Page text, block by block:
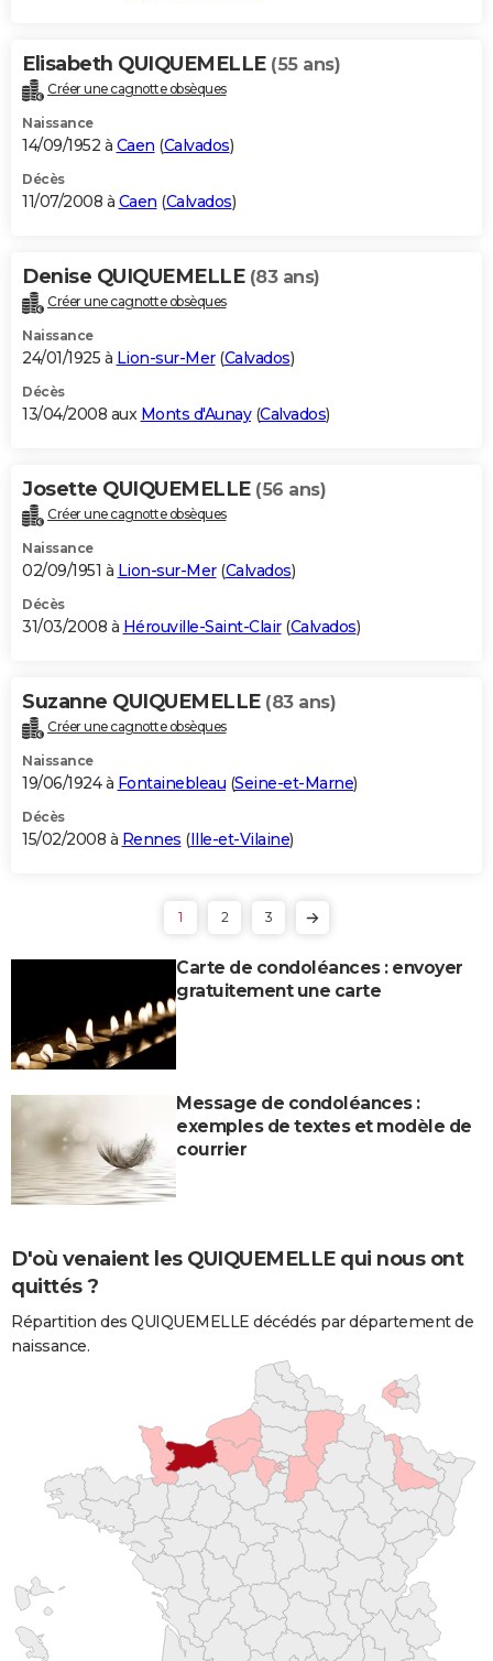
Elisabeth QUIQUEMELLE (55 ans)
Créer une cagnotte obsèques
Naissance
14/09/1952 à Caen (Calvados)
Décès
11/07/2008 à Caen (Calvados)
Denise QUIQUEMELLE (83 ans)
Créer une cagnotte obsèques
Naissance
24/01/1925 à Lion-sur-Mer(Calvados)
Décès
13/04/2008 aux Monts d'Aunay(Calvados)
Josette QUIQUEMELLE (56 ans)
Créer une cagnotte obsèques
Naissance
02/09/1951 à Lion-sur-Mer(Calvados)
Décès
31/03/2008 à Hérouville-Saint-Clair(Calvados)
Suzanne QUIQUEMELLE (83 ans)
Créer une cagnotte obsèques
Naissance
19/06/1924 à Fontainebleau (Seine-et-Marne)
Décès
15/02/2008 à Rennes (Ille-et-Vilaine)
1 2 3
Carte de condoléances : envoyer
gratuitement une carte
Message de condoléances :
exemples de textes et modèle de
courrier
D'où venaient les QUIQUEMELLE qui nous ont
quittés ?
Répartition des QUIQUEMELLE décédés par département de
naissance.